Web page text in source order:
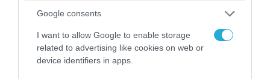
Google consents
I want to allow Google to enable storage
related to advertising like cookies on web or
device identifiers in apps.